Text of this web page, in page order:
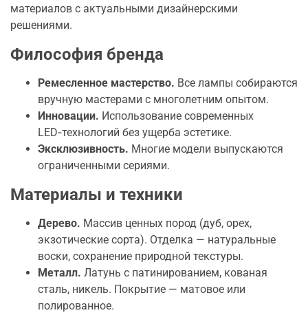
материалов с актуальными дизайнерскими
решениями.
Философия бренда
Ремесленное мастерство. Все лампы собираются
вручную мастерами с многолетним опытом.
Инновации. Использование современных
LED‑технологий без ущерба эстетике.
Эксклюзивность. Многие модели выпускаются
ограниченными сериями.
Материалы и техники
Дерево. Массив ценных пород (дуб, орех,
экзотические сорта). Отделка — натуральные
воски, сохранение природной текстуры.
Металл. Латунь с патинированием, кованая
сталь, никель. Покрытие — матовое или
полированное.